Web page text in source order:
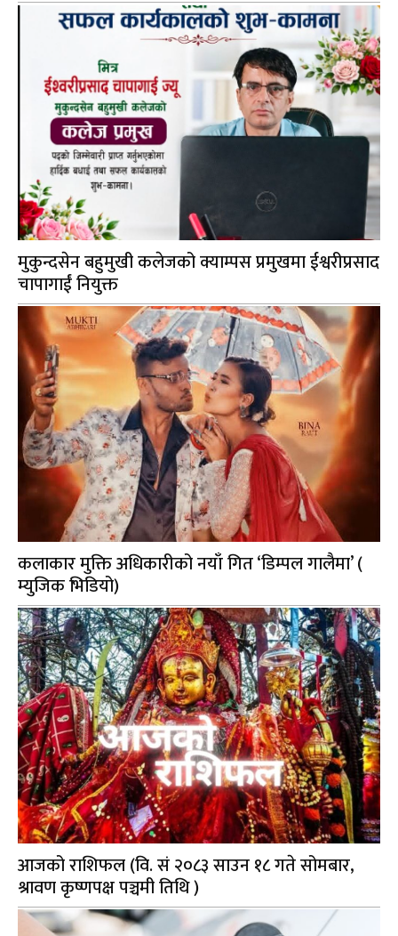
मुकुन्दसेन बहुमुखी कलेजको क्याम्पस प्रमुखमा ईश्वरीप्रसाद
चापागाईं नियुक्त
कलाकार मुक्ति अधिकारीको नयाँ गित ‘डिम्पल गालैमा’ (
म्युजिक भिडियो)
आजको राशिफल (वि. सं २०८३ साउन १८ गते सोमबार,
श्रावण कृष्णपक्ष पञ्चमी तिथि )